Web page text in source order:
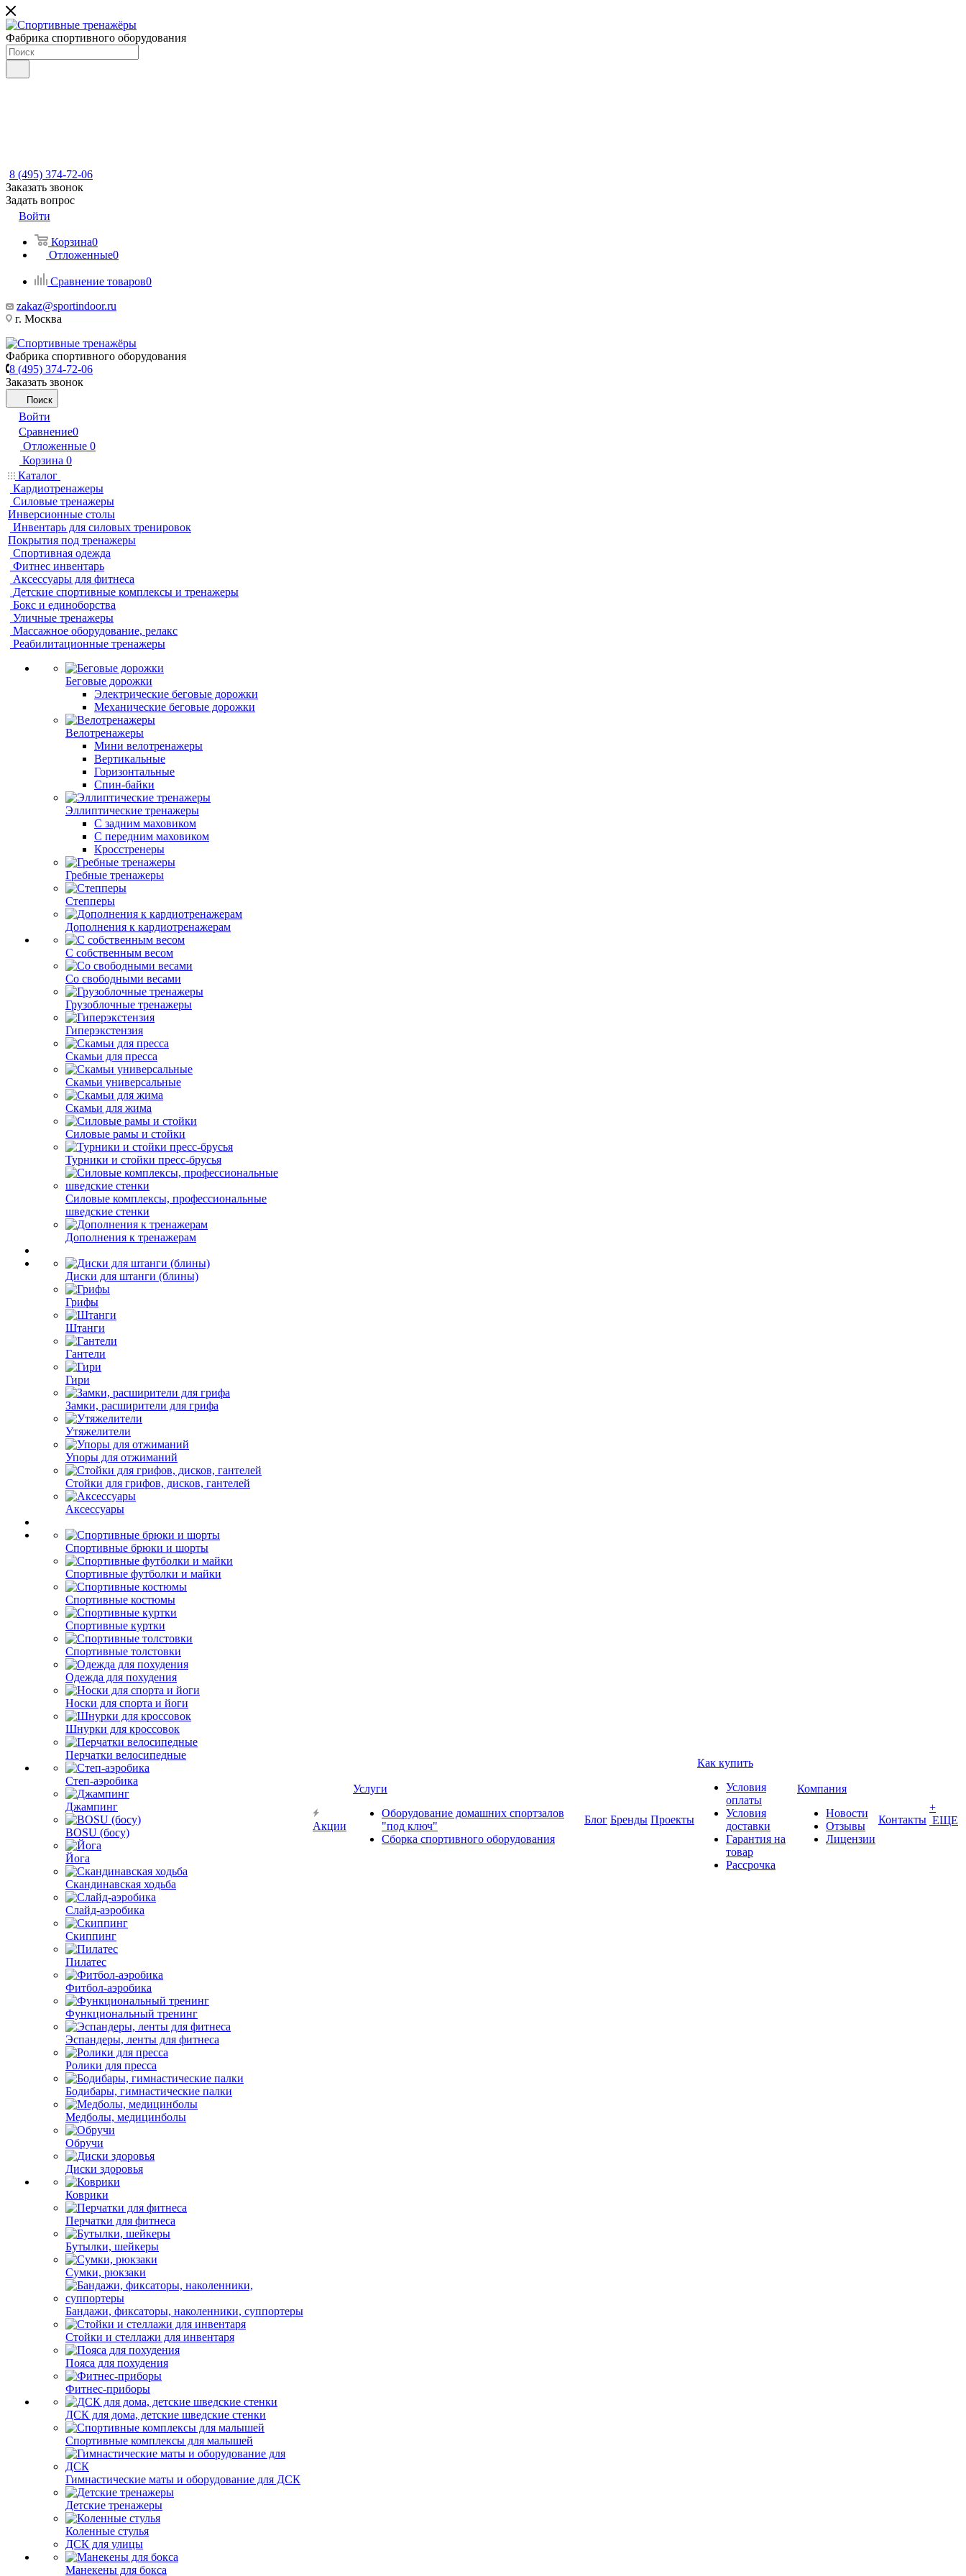
Фабрика спортивного оборудования
8 (495) 374-72-06
Заказать звонок
Задать вопрос
Войти
Корзина0
Отложенные0
Сравнение товаров0
zakaz@sportindoor.ru
г. Москва
Фабрика спортивного оборудования
8 (495) 374-72-06
Заказать звонок
Поиск
Войти
Сравнение0
Отложенные 0
Корзина 0
Каталог
Кардиотренажеры
Силовые тренажеры
Инверсионные столы
Инвентарь для силовых тренировок
Покрытия под тренажеры
Спортивная одежда
Фитнес инвентарь
Аксессуары для фитнеса
Детские спортивные комплексы и тренажеры
Бокс и единоборства
Уличные тренажеры
Массажное оборудование, релакс
Реабилитационные тренажеры
Беговые дорожки
Электрические беговые дорожки
Механические беговые дорожки
Велотренажеры
Мини велотренажеры
Вертикальные
Горизонтальные
Спин-байки
Эллиптические тренажеры
С задним маховиком
С передним маховиком
Кросстренеры
Гребные тренажеры
Степперы
Дополнения к кардиотренажерам
С собственным весом
Со свободными весами
Грузоблочные тренажеры
Гиперэкстензия
Скамьи для пресса
Скамьи универсальные
Скамьи для жима
Силовые рамы и стойки
Турники и стойки пресс-брусья
Силовые комплексы, профессиональные
шведские стенки
Дополнения к тренажерам
Диски для штанги (блины)
Грифы
Штанги
Гантели
Гири
Замки, расширители для грифа
Утяжелители
Упоры для отжиманий
Стойки для грифов, дисков, гантелей
Аксессуары
Спортивные брюки и шорты
Спортивные футболки и майки
Спортивные костюмы
Спортивные куртки
Спортивные толстовки
Одежда для похудения
Носки для спорта и йоги
Шнурки для кроссовок
Перчатки велосипедные
Степ-аэробика
Джампинг
BOSU (босу)
Йога
Скандинавская ходьба
Слайд-аэробика
Скиппинг
Пилатес
Фитбол-аэробика
Функциональный тренинг
Эспандеры, ленты для фитнеса
Ролики для пресса
Бодибары, гимнастические палки
Медболы, медицинболы
Обручи
Диски здоровья
Коврики
Перчатки для фитнеса
Бутылки, шейкеры
Сумки, рюкзаки
Бандажи, фиксаторы, наколенники, суппортеры
Стойки и стеллажи для инвентаря
Пояса для похудения
Фитнес-приборы
ДСК для дома, детские шведские стенки
Спортивные комплексы для малышей
Гимнастические маты и оборудование для ДСК
Детские тренажеры
Коленные стулья
ДСК для улицы
Манекены для бокса
Акции
Услуги
Оборудование домашних спортзалов
"под ключ"
Сборка спортивного оборудования
Блог Бренды Проекты
Как купить
Условия
оплаты
Условия
доставки
Гарантия на
товар
Рассрочка
Компания
Новости
Отзывы
Лицензии
Контакты
+
ЕЩЕ